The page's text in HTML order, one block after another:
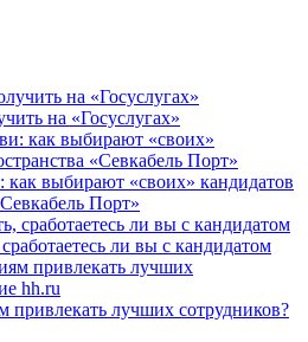
на «Госуслугах»
выбирают «своих» кандидатов
Порт»
ли вы с кандидатом
лучших сотрудников?